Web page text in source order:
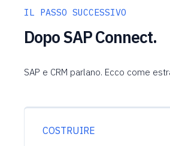
IL PASSO SUCCESSIVO
Dopo SAP Connect.
SAP e CRM parlano. Ecco come
COSTRUIRE